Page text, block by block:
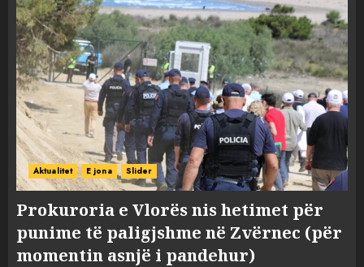
Aktualitet E jona Slider
Prokuroria e Vlorës nis hetimet për
punime të paligjshme në Zvërnec (për
momentin asnjë i pandehur)